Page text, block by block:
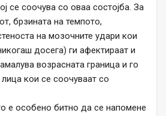
се соочува со оваа состојба. За
брзината на темпото,
на мозочните удари кои
досега) ги афектираат и
возрасната граница и го
кои се соочуваат со
е особено битно да се напомене